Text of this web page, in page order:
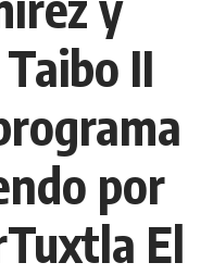
II
por
El